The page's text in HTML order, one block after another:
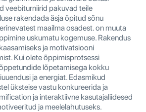
veebiturniirid pakuvad teile
rakendada äsja õpitud sõnu
maailma osadest. on muuta
uskumatu kogemuse. Rakendus
ja motivatsiooni
Kui olete õppimisprotsessi
lõpetamisega kokku
ja energiat. Edasmikud
üksteise vastu konkureerida ja
ja interaktiivne kasutajaliidesed
ja meelelahutuseks.